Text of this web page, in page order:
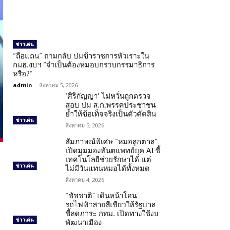
ข่าวเด่น
“ถือแถน” ถามกลับ ปมข้าราชการหัวเราะใน
กมธ.งบฯ “จำเป็นต้องหมอบกราบกรรมาธิการ
หรือ?”
admin - สิงหาคม 5, 2026
ข่าวเด่น
‘ศิริกัญญา’ ไม่หวั่นถูกตรวจ
สอบ ปม ส.ก.พรรคประชาชน
ย้ำให้ข้อเท็จจริงเป็นตัวตัดสิน
สิงหาคม 5, 2026
ข่าวเด่น
สัมภาษณ์พิเศษ “หมอลูกตาล”
เปิดมุมมองทันตแพทย์ยุค AI ชี้
เทคโนโลยีช่วยรักษาได้ แต่
ไม่มีวันแทนหมอได้ทั้งหมด
สิงหาคม 4, 2026
ข่าวเด่น
“ชัชชาติ” เดินหน้าโอน
รถไฟฟ้าสายสีเขียวให้รัฐบาล
ชี้ลดภาระ กทม. เปิดทางใช้งบ
พัฒนาเมือง